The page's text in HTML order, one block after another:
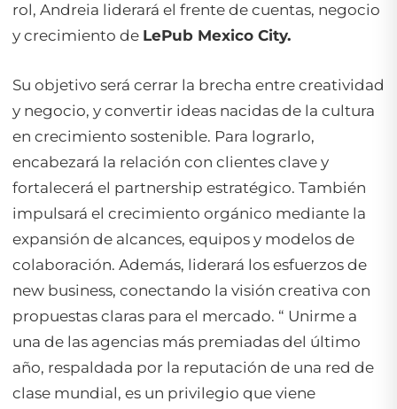
rol, Andreia liderará el frente de cuentas, negocio
y crecimiento de LePub Mexico City.
Su objetivo será cerrar la brecha entre creatividad
y negocio, y convertir ideas nacidas de la cultura
en crecimiento sostenible. Para lograrlo,
encabezará la relación con clientes clave y
fortalecerá el partnership estratégico. También
impulsará el crecimiento orgánico mediante la
expansión de alcances, equipos y modelos de
colaboración. Además, liderará los esfuerzos de
new business, conectando la visión creativa con
propuestas claras para el mercado. “ Unirme a
una de las agencias más premiadas del último
año, respaldada por la reputación de una red de
clase mundial, es un privilegio que viene